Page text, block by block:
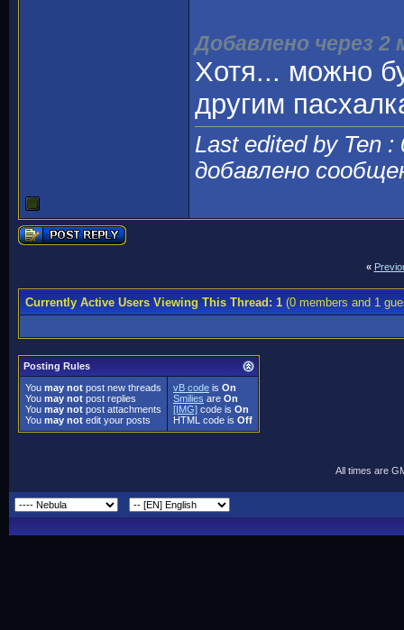
Добавлено через
Хотя... можно
другим
Last edited by Ten
добавлено
«
Currently Active Users Viewing This Thread: 1(0 members and 1
Posting Rules
You may not post new threads
You may not post replies
You may not post attachments
You may not edit your posts
vB code is On
Smilies are On
[IMG] code is On
HTML code is Off
All times are